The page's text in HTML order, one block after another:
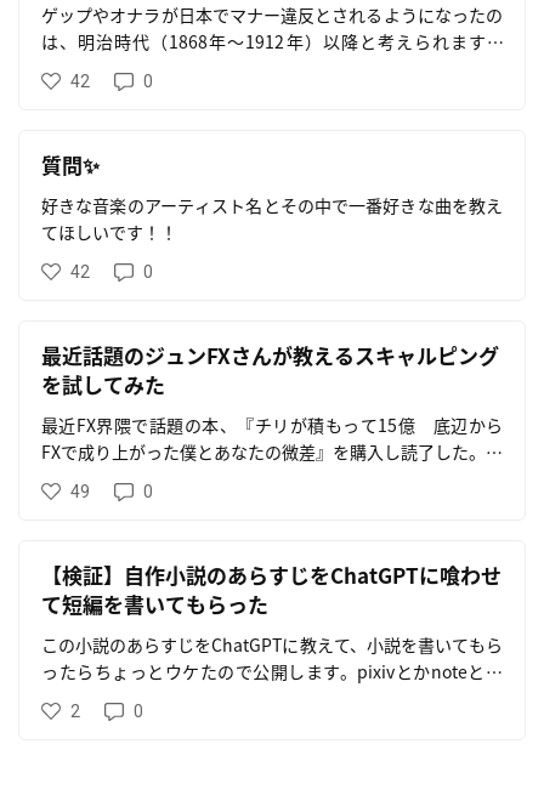
ゲップやオナラが日本でマナー違反とされるようになったの
は、明治時代（1868年～1912年）以降と考えられます。
&nbsp;&nbsp;
42 0
質問✨️
好きな音楽のアーティスト名とその中で一番好きな曲を教え
てほしいです！！
42 0
最近話題のジュンFXさんが教えるスキャルピング
を試してみた
最近FX界隈で話題の本、『チリが積もって15億 底辺から
FXで成り上がった僕とあなたの微差』を購入し読了した。著
者のジュンFXさんは、元手10万円をスキャルピングで14億
円に増やしたすご腕億トレーダーで、御本人がスキャルピン
49 0
【検証】自作小説のあらすじをChatGPTに喰わせ
て短編を書いてもらった
この小説のあらすじをChatGPTに教えて、小説を書いてもら
ったらちょっとウケたので公開します。pixivとかnoteとか
に載せたくないのでここで。
2 0